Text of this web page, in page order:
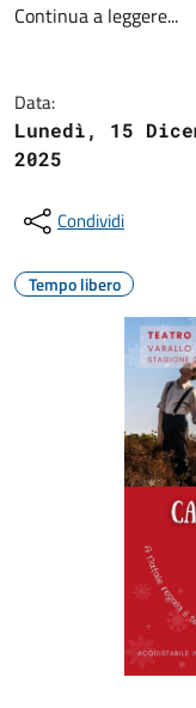
Continua a leggere...
Data:
Lunedì, 15
2025
Condividi
Tempo libero